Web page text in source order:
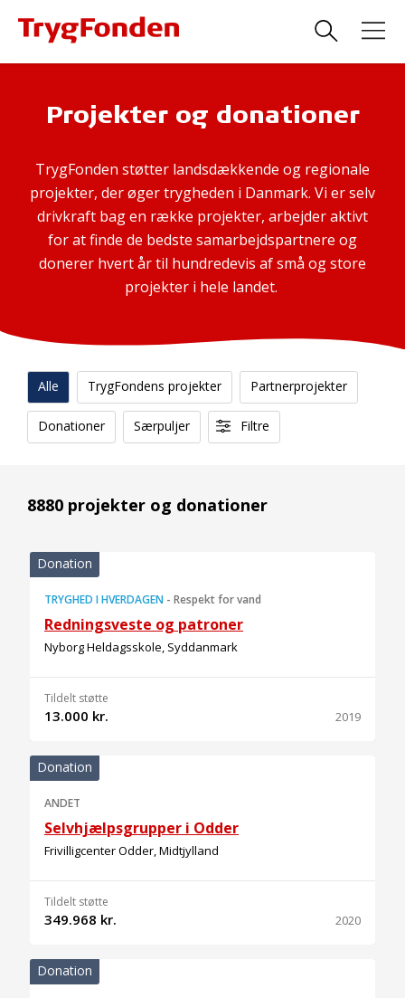
Projekter og donationer
TrygFonden støtter landsdækkende og regionale
projekter, der øger trygheden i Danmark. Vi er selv
drivkraft bag en række projekter, arbejder aktivt
for at finde de bedste samarbejdspartnere og
donerer hvert år til hundredevis af små og store
projekter i hele landet.
Alle TrygFondens projekter Partnerprojekter
Donationer Særpuljer Filtre
8880 projekter og donationer
Donation
TRYGHED I HVERDAGEN - Respekt for vand
Redningsveste og patroner
Nyborg Heldagsskole, Syddanmark
Tildelt støtte
13.000 kr. 2019
Donation
ANDET
Selvhjælpsgrupper i Odder
Frivilligcenter Odder, Midtjylland
Tildelt støtte
349.968 kr. 2020
Donation